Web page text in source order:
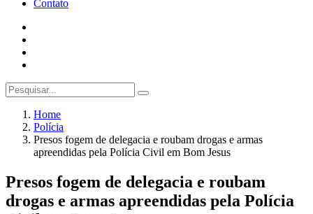
Contato
Home
Polícia
Presos fogem de delegacia e roubam drogas e armas
apreendidas pela Polícia Civil em Bom Jesus
Presos fogem de delegacia e roubam
drogas e armas apreendidas pela Polícia